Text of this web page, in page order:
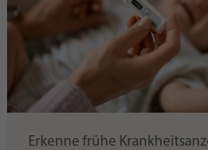
Erkenne frühe